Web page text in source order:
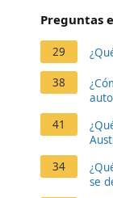
Preguntas
29
38
41
34
se